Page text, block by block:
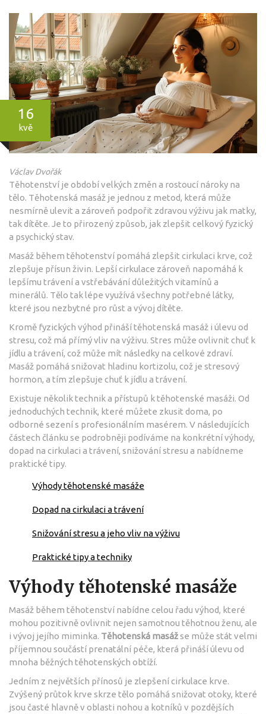
16
kvě
Václav Dvořák
Těhotenství je období velkých změn a rostoucí nároky na
tělo. Těhotenská masáž je jednou z metod, která může
nesmírně ulevit a zároveň podpořit zdravou výživu jak matky,
tak dítěte. Je to přirozený způsob, jak zlepšit celkový fyzický
a psychický stav.
Masáž během těhotenství pomáhá zlepšit cirkulaci krve, což
zlepšuje přísun živin. Lepší cirkulace zároveň napomáhá k
lepšímu trávení a vstřebávání důležitých vitamínů a
minerálů. Tělo tak lépe využívá všechny potřebné látky,
které jsou nezbytné pro růst a vývoj dítěte.
Kromě fyzických výhod přináší těhotenská masáž i úlevu od
stresu, což má přímý vliv na výživu. Stres může ovlivnit chuť k
jídlu a trávení, což může mít následky na celkové zdraví.
Masáž pomáhá snižovat hladinu kortizolu, což je stresový
hormon, a tím zlepšuje chuť k jídlu a trávení.
Existuje několik technik a přístupů k těhotenské masáži. Od
jednoduchých technik, které můžete zkusit doma, po
odborné sezení s profesionálním masérem. V následujících
částech článku se podrobněji podíváme na konkrétní výhody,
dopad na cirkulaci a trávení, snižování stresu a nabídneme
praktické tipy.
Výhody těhotenské masáže
Dopad na cirkulaci a trávení
Snižování stresu a jeho vliv na výživu
Praktické tipy a techniky
Výhody těhotenské masáže
Masáž během těhotenství nabídne celou řadu výhod, které
mohou pozitivně ovlivnit nejen samotnou těhotnou ženu, ale
i vývoj jejího miminka. Těhotenská masážse může stát velmi
příjemnou součástí prenatální péče, která přináší úlevu od
mnoha běžných těhotenských obtíží.
Jedním z největších přínosů je zlepšení cirkulace krve.
Zvýšený průtok krve skrze tělo pomáhá snižovat otoky, které
jsou časté hlavně v oblasti nohou a kotníků v pozdějších